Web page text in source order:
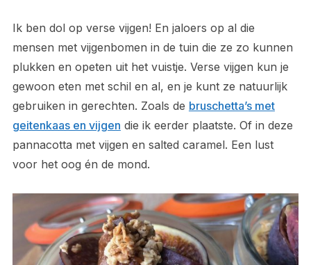
Ik ben dol op verse vijgen! En jaloers op al die
mensen met vijgenbomen in de tuin die ze zo kunnen
plukken en opeten uit het vuistje. Verse vijgen kun je
gewoon eten met schil en al, en je kunt ze natuurlijk
gebruiken in gerechten. Zoals de bruschetta’s met
geitenkaas en vijgen die ik eerder plaatste. Of in deze
pannacotta met vijgen en salted caramel. Een lust
voor het oog én de mond.